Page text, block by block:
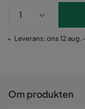
Leverans: ons 12 aug.
Om produkten